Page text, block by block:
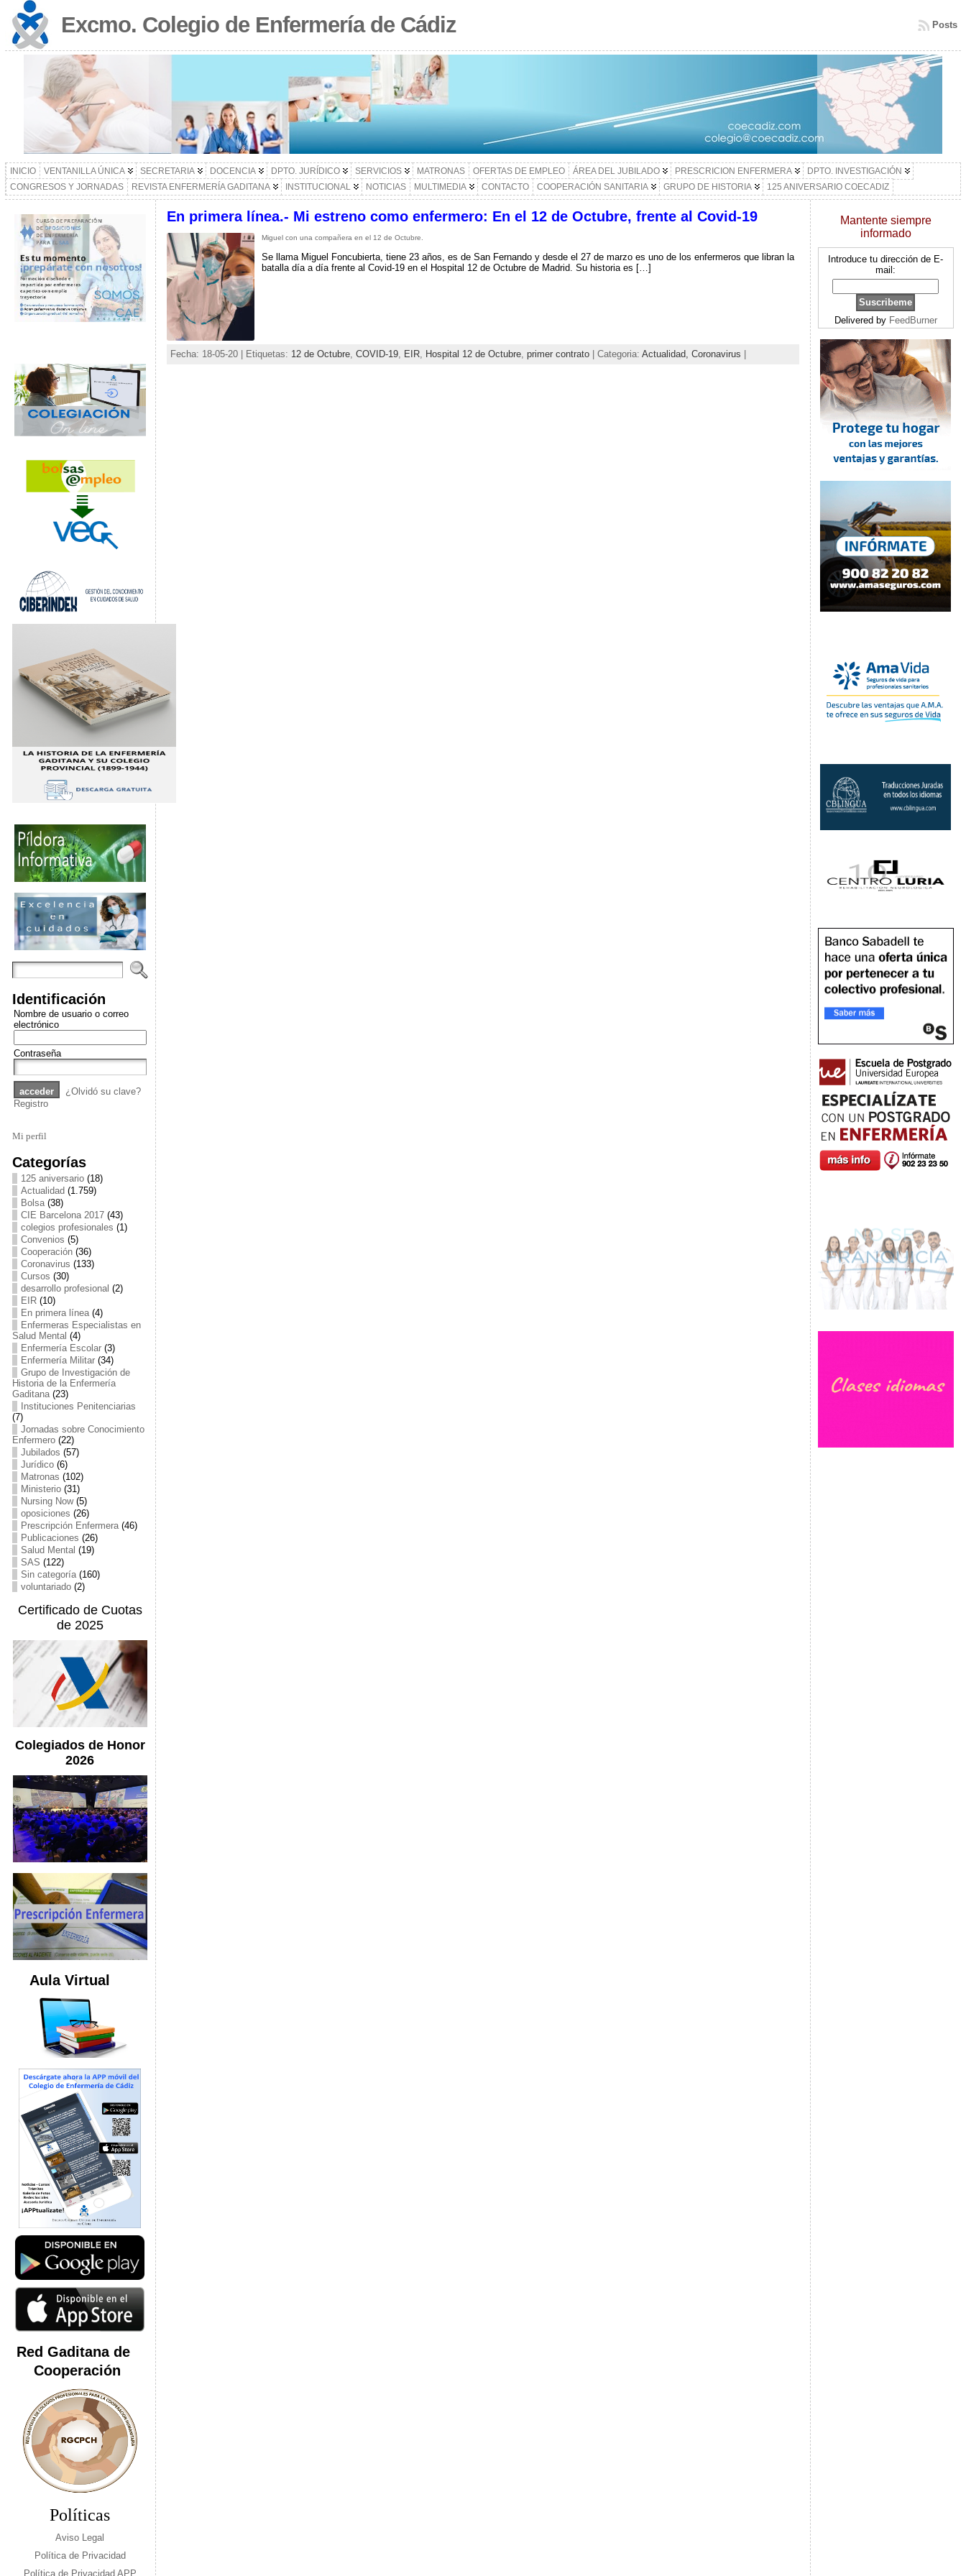
Excmo. Colegio de Enfermería de Cádiz Posts
INICIO VENTANILLA ÚNICA SECRETARIA DOCENCIA DPTO. JURÍDICO SERVICIOS MATRONAS OFERTAS DE EMPLEO ÁREA DEL JUBILADO PRESCRICION ENFERMERA
DPTO. INVESTIGACIÓN
CONGRESOS Y JORNADAS
REVISTA ENFERMERÍA GADITANA INSTITUCIONAL NOTICIAS MULTIMEDIA CONTACTO COOPERACIÓN SANITARIA GRUPO DE HISTORIA 125 ANIVERSARIO COECADIZ
Identificación
Nombre de usuario o correo
electrónico
Contraseña
¿Olvidó su clave?
Registro
Mi perfil
Categorías
125 aniversario(18)
Actualidad (1.759)
Bolsa(38)
CIE Barcelona 2017(43)
colegios profesionales (1)
Convenios (5)
Cooperación(36)
Coronavirus (133)
Cursos (30)
desarrollo profesional (2)
EIR(10)
En primera línea(4)
Enfermeras Especialistas en
Salud Mental (4)
Enfermería Escolar(3)
Enfermería Militar(34)
Grupo de Investigación de
Historia de la Enfermería
Gaditana(23)
Instituciones Penitenciarias
(7)
Jornadas sobre Conocimiento
Enfermero(22)
Jubilados (57)
Jurídico(6)
Matronas (102)
Ministerio(31)
Nursing Now(5)
oposiciones (26)
Prescripción Enfermera(46)
Publicaciones (26)
Salud Mental (19)
SAS (122)
Sin categoría(160)
voluntariado(2)
Certificado de Cuotas
de 2025
Colegiados de Honor
2026
Aula Virtual
Red Gaditana de
Cooperación
Políticas
Aviso Legal
Política de Privacidad
Política de Privacidad APP
En primera línea.- Mi estreno como enfermero: En el 12 de Octubre, frente al Covid-19
Miguel con una compañera en el 12 de Octubre.
Se llama Miguel Foncubierta, tiene 23 años, es de San Fernando y desde el 27 de marzo es uno de los enfermeros que libran la
batalla día a día frente al Covid-19 en el Hospital 12 de Octubre de Madrid. Su historia es […]
Fecha: 18-05-20 | Etiquetas: 12 de Octubre, COVID-19, EIR, Hospital 12 de Octubre, primer contrato| Categoria: Actualidad, Coronavirus
Mantente siempre
informado
Introduce tu dirección de E-
mail:
Delivered by FeedBurner